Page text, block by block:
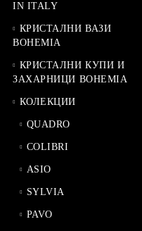
IN ITALY
КРИСТАЛНИ ВАЗИ
BOHEMIA
КРИСТАЛНИ КУПИ И
ЗАХАРНИЦИ BOHEMIA
КОЛЕКЦИИ
QUADRO
COLIBRI
ASIO
SYLVIA
PAVO